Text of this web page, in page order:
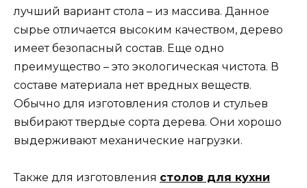
лучший вариант стола – из массива. Данное
сырье отличается высоким качеством, дерево
имеет безопасный состав. Еще одно
преимущество – это экологическая чистота. В
составе материала нет вредных веществ.
Обычно для изготовления столов и стульев
выбирают твердые сорта дерева. Они хорошо
выдерживают механические нагрузки.
Также для изготовления столов для кухни